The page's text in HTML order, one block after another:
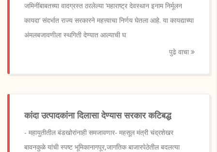
जमिनींबाबतच्या वादग्रस्त ठरलेल्या ‘महाराष्ट्र देवस्थान इनाम निर्मूलन
कायदा’ संदर्भात राज्य सरकारने महत्त्वाचा निर्णय घेतला आहे. या कायद्याच्या
अंमलबजावणीला स्थगिती देण्यात आल्याची घ
पुढे वाचा
कांदा उत्पादकांना दिलासा देण्यास सरकार कटिबद्ध
- महायुतीतील बंडखोरांनाही समजावणार- महसूल मंत्री चंद्रशेखर
बावनकुळे यांची स्पष्ट भूमिकानागपूर,जागतिक बाजारपेठेतील बदलत्या